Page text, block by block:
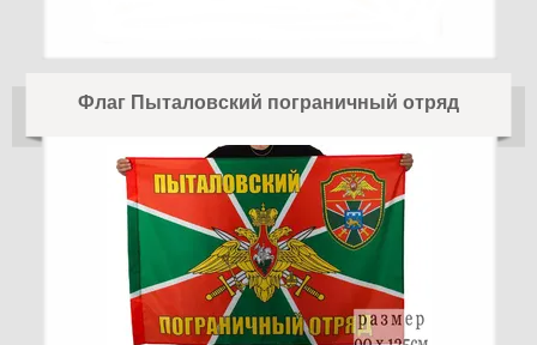
Флаг Пыталовский пограничный отряд